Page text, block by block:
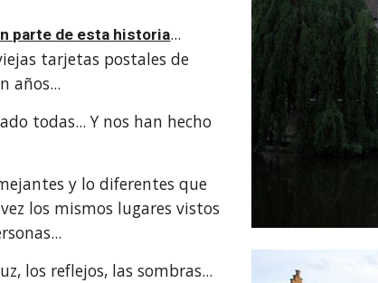
parte de esta historia...
tarjetas postales de
años...
todas... Y nos han hecho
y lo diferentes que
los mismos lugares vistos
los reflejos, las sombras...